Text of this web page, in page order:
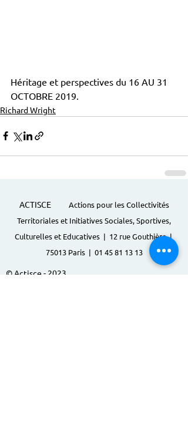
Héritage et perspectives du 16 AU 31
OCTOBRE 2019.
Richard Wright
ACTISCE
Actions pour les Collectivités
Territoriales et Initiatives Sociales, Sportives,
Culturelles et Educatives | 12 rue Gouthière |
75013 Paris | 01 45 81 13 13
© Actisce - 2023